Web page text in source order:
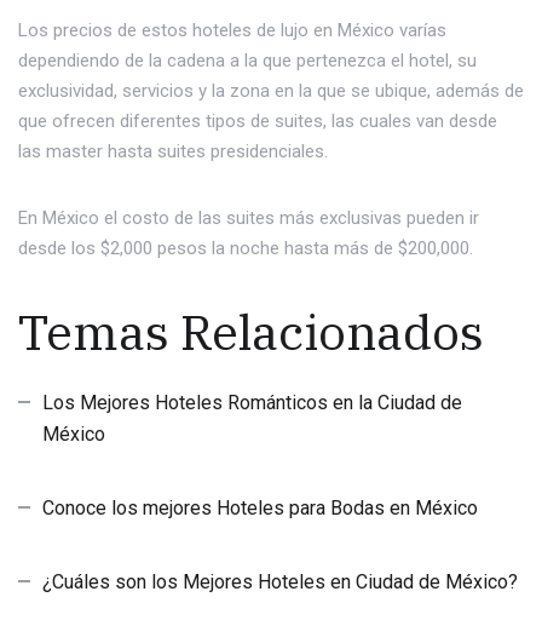
Los precios de estos hoteles de lujo en México varías
dependiendo de la cadena a la que pertenezca el hotel, su
exclusividad, servicios y la zona en la que se ubique, además de
que ofrecen diferentes tipos de suites, las cuales van desde
las master hasta suites presidenciales.
En México el costo de las suites más exclusivas pueden ir
desde los $2,000 pesos la noche hasta más de $200,000.
Temas Relacionados
Los Mejores Hoteles Románticos en la Ciudad de
México
Conoce los mejores Hoteles para Bodas en México
¿Cuáles son los Mejores Hoteles en Ciudad de México?